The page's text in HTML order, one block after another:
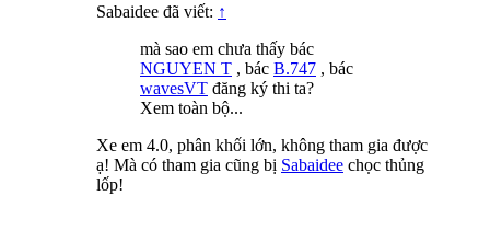
Sabaidee đã viết: ↑
mà sao em chưa thấy bác
NGUYEN T , bác B.747 , bác
wavesVT đăng ký thi ta?
Xem toàn bộ...
Xe em 4.0, phân khối lớn, không tham gia được
ạ! Mà có tham gia cũng bị Sabaidee chọc thủng
lốp!